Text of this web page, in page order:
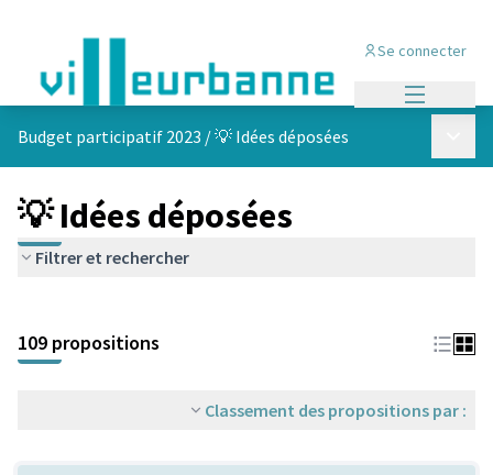
Se connecter
Budget participatif 2023 /💡 Idées déposées
💡 Idées déposées
Filtrer et rechercher
+
−
109 propositions
Classement des propositions par :